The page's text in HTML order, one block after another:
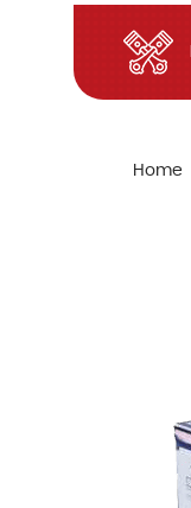
Home